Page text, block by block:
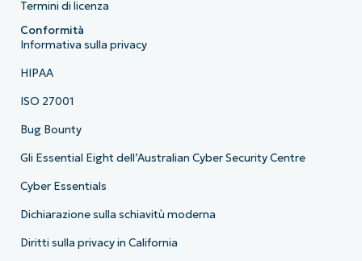
Termini di licenza
Conformità
Informativa sulla privacy
HIPAA
ISO 27001
Bug Bounty
Gli Essential Eight dell’Australian Cyber Security Centre
Cyber Essentials
Dichiarazione sulla schiavitù moderna
Diritti sulla privacy in California